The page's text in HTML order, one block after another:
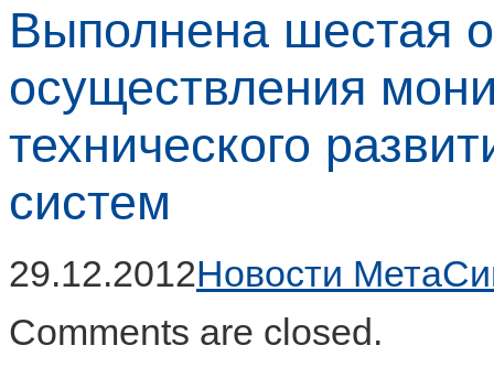
Выполнена шестая
осуществления
технического
систем
29.12.2012Новости
Comments are closed.